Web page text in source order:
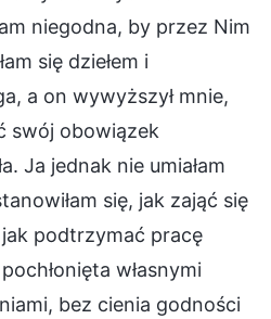
niegodna, by przez Nim
się dziełem i
a on wywyższył mnie,
swój obowiązek
Ja jednak nie umiałam
się, jak zająć się
podtrzymać pracę
własnymi
bez cienia godności